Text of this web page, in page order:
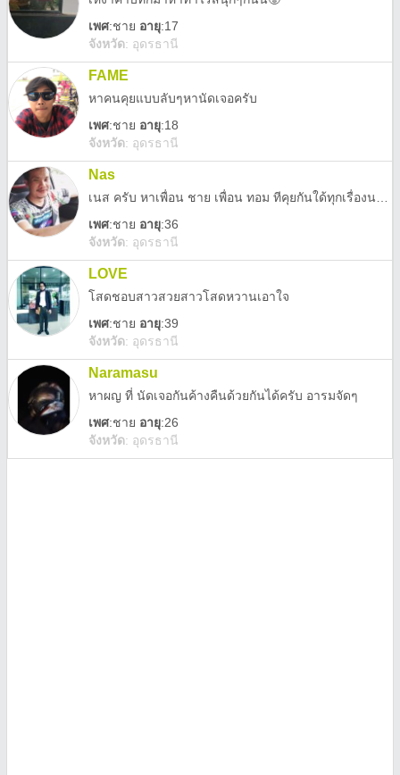
เพศ:ชาย อายุ:17
จังหวัด: อุดรธานี
FAME
หาคนคุยแบบลับๆหานัดเจอครับ
เพศ:ชาย อายุ:18
จังหวัด: อุดรธานี
Nas
เพศ:ชาย อายุ:36
จังหวัด: อุดรธานี
LOVE
โสดชอบสาวสวยสาวโสดหวานเอาใจ
เพศ:ชาย อายุ:39
จังหวัด: อุดรธานี
Naramasu
หาผญ ที่ นัดเจอกันค้างคืนด้วยกันได้ครับ อารมจัดๆ
เพศ:ชาย อายุ:26
จังหวัด: อุดรธานี